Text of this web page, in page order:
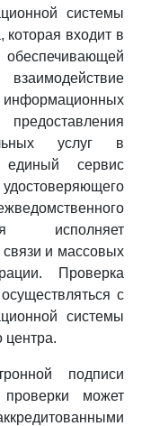
системы
которая входит в
взаимодействие
услуг в
сервис
исполняет
и массовых
Проверка
с
системы
центра.
подписи
может